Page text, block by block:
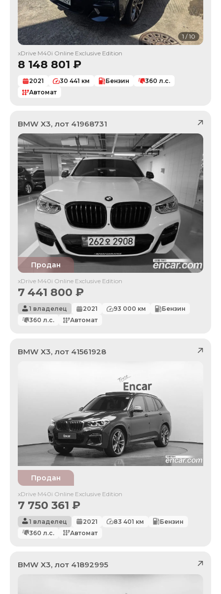
1 /10
xDrive M40i Online Exclusive Edition
8 148 801 ₽
2021 30 441 км Бензин 360 л.с.
Автомат
BMW X3, лот 41968731
Продан
xDrive M40i Online Exclusive Edition
7 441 800 ₽
1 владелец 2021 93 000 км
Бензин
360 л.с. Автомат
BMW X3, лот 41561928
Продан
xDrive M40i Online Exclusive Edition
7 750 361 ₽
1 владелец 2021 83 401 км
Бензин
360 л.с. Автомат
BMW X3, лот 41892995